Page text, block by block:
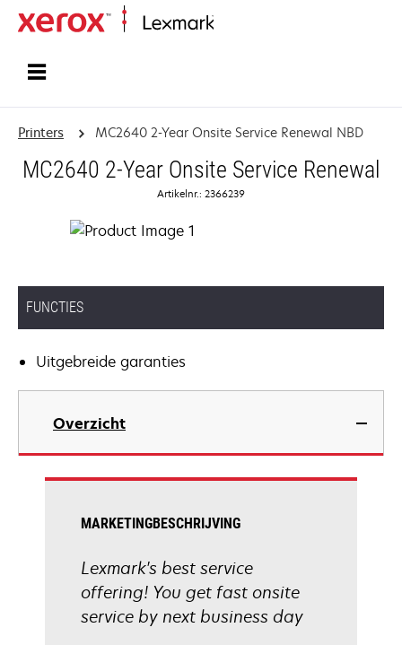
Printers MC2640 2-Year Onsite Service Renewal NBD
MC2640 2-Year Onsite Service Renewal
Artikelnr.: 2366239
FUNCTIES
Uitgebreide garanties
Overzicht
MARKETINGBESCHRIJVING
Lexmark's best service
offering! You get fast onsite
service by next business day